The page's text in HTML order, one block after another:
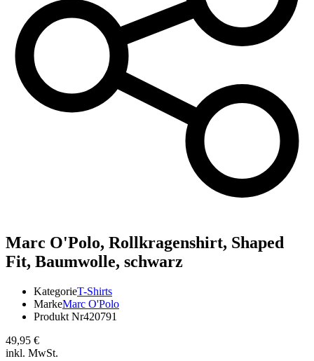
Marc O'Polo, Rollkragenshirt, Shaped
Fit, Baumwolle, schwarz
KategorieT-Shirts
MarkeMarc O'Polo
Produkt Nr420791
49,95 €
inkl. MwSt.